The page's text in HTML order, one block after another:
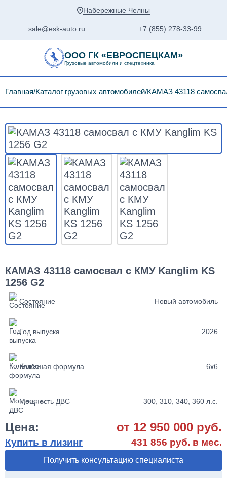
Набережные Челны
sale@esk-auto.ru +7 (855) 278-33-99
ООО ГК «ЕВРОСПЕЦКАМ»
Грузовые автомобили и спецтехника
Главная Каталог грузовых автомобилей КАМАЗ 43118
КАМАЗ 43118 самосвал с КМУ Kanglim KS
1256 G2
Состояние Новый автомобиль
Год выпуска 2026
Колёсная формула 6х6
Мощность ДВС 300, 310, 340, 360 л.с.
Цена: от 12 950 000 руб.
Купить в лизинг 431 856 руб. в мес.
Получить консультацию специалиста